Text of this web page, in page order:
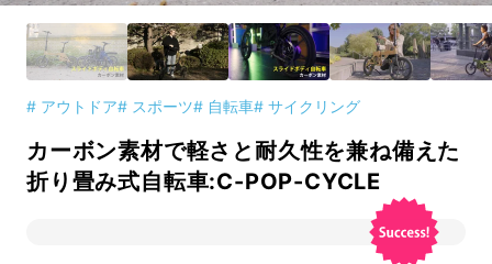
# アウトドア# スポーツ# 自転車# サイクリング
カーボン素材で軽さと耐久性を兼ね備えた
折り畳み式自転車:C-POP-CYCLE